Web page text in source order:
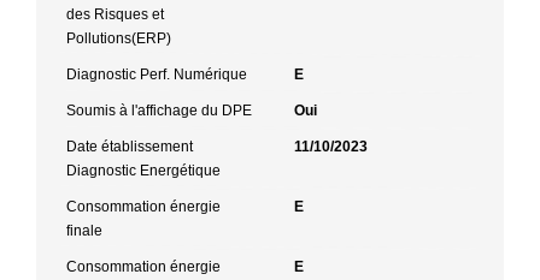
des Risques et
Pollutions(ERP)
Diagnostic Perf. Numérique E
Soumis à l'affichage du DPE Oui
Date établissement
Diagnostic Energétique
11/10/2023
Consommation énergie
finale
E
Consommation énergie
E